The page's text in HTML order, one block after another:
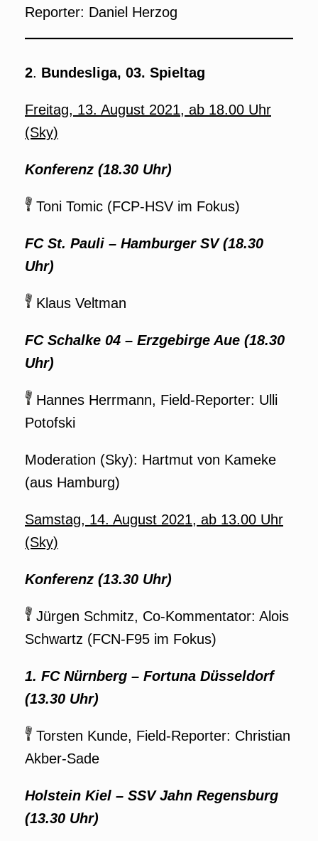
Reporter: Daniel Herzog
2. Bundesliga, 03. Spieltag
Freitag, 13. August 2021, ab 18.00 Uhr
(Sky)
Konferenz (18.30 Uhr)
Toni Tomic (FCP-HSV im Fokus)
FC St. Pauli – Hamburger SV (18.30
Uhr)
Klaus Veltman
FC Schalke 04 – Erzgebirge Aue (18.30
Uhr)
Hannes Herrmann, Field-Reporter: Ulli
Potofski
Moderation (Sky): Hartmut von Kameke
(aus Hamburg)
Samstag, 14. August 2021, ab 13.00 Uhr
(Sky)
Konferenz (13.30 Uhr)
Jürgen Schmitz, Co-Kommentator: Alois
Schwartz (FCN-F95 im Fokus)
1. FC Nürnberg – Fortuna Düsseldorf
(13.30 Uhr)
Torsten Kunde, Field-Reporter: Christian
Akber-Sade
Holstein Kiel – SSV Jahn Regensburg
(13.30 Uhr)